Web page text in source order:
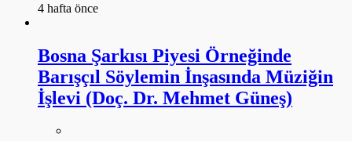
4 hafta önce
Bosna Şarkısı Piyesi Örneğinde
Barışçıl Söylemin İnşasında Müziğin
İşlevi (Doç. Dr. Mehmet Güneş)